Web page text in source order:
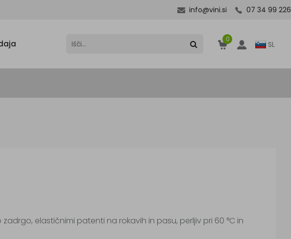
info@vini.si 07 34 99 226
0
SL
elastičnimi patenti na rokavih in pasu, perljiv pri 60 °C in